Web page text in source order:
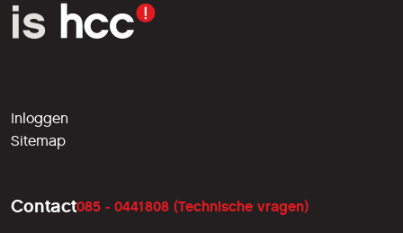
Inloggen
Sitemap
Contact085 - 0441808 (Technische vragen)